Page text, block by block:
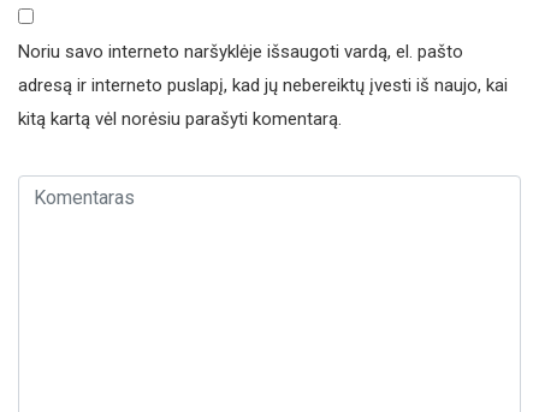
Noriu savo interneto naršyklėje išsaugoti vardą, el. pašto
adresą ir interneto puslapį, kad jų nebereiktų įvesti iš naujo, kai
kitą kartą vėl norėsiu parašyti komentarą.